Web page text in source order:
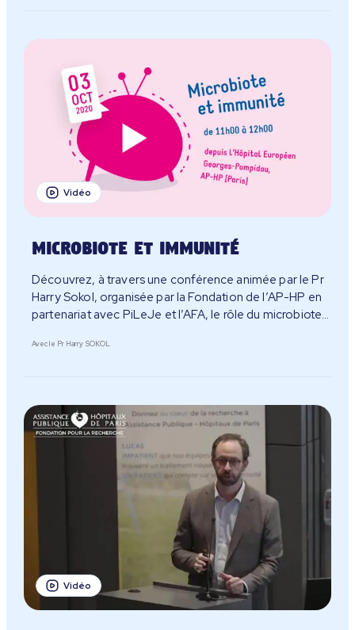
Vidéo
Microbiote et immunité
Découvrez, à travers une conférence animée par le Pr
Harry Sokol, organisée par la Fondation de l’AP-HP en
partenariat avec PiLeJe et l’AFA, le rôle du microbiotes
Avec le Pr Harry SOKOL
Vidéo